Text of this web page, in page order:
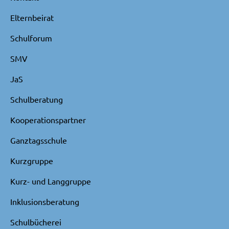
Elternbeirat
Schulforum
SMV
JaS
Schulberatung
Kooperationspartner
Ganztagsschule
Kurzgruppe
Kurz- und Langgruppe
Inklusionsberatung
Schulbücherei